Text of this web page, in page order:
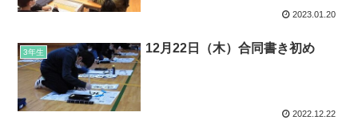
2023.01.20
3年生 12月22日（木）合同書き初め
2022.12.22